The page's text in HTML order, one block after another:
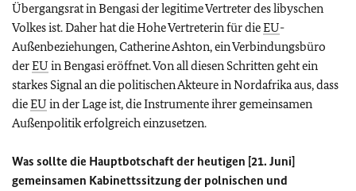
Übergangsrat in Bengasi der legitime Vertreter des libyschen
Volkes ist. Daher hat die Hohe Vertreterin für dieEU-
Außenbeziehungen, Catherine Ashton, ein Verbindungsbüro
derEU in Bengasi eröffnet. Von all diesen Schritten geht ein
starkes Signal an die politischen Akteure in Nordafrika aus, dass
dieEU in der Lage ist, die Instrumente ihrer gemeinsamen
Außenpolitik erfolgreich einzusetzen.
Was sollte die Hauptbotschaft der heutigen [21. Juni]
gemeinsamen Kabinettssitzung der polnischen und